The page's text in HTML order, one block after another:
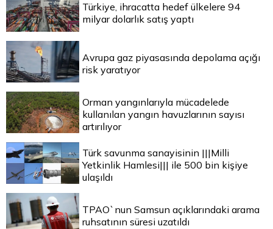
Türkiye, ihracatta hedef ülkelere 94
milyar dolarlık satış yaptı
Avrupa gaz piyasasında depolama açığı
risk yaratıyor
Orman yangınlarıyla mücadelede
kullanılan yangın havuzlarının sayısı
artırılıyor
Türk savunma sanayisinin |||Milli
Yetkinlik Hamlesi||| ile 500 bin kişiye
ulaşıldı
TPAO`nun Samsun açıklarındaki arama
ruhsatının süresi uzatıldı